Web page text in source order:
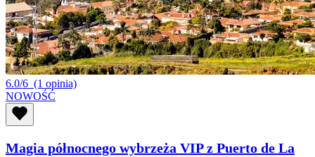
6.0/6 (1 opinia)
NOWOŚĆ
Magia północnego wybrzeża VIP z Puerto de La